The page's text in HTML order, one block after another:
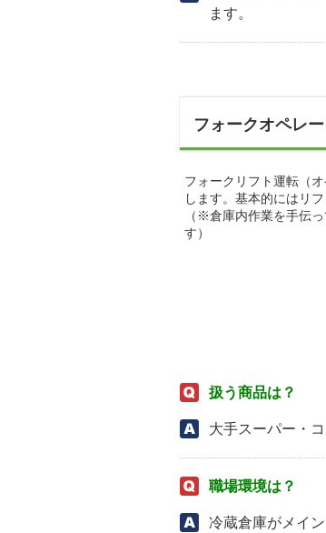
ます。
フォークオペレ
フォークリフト運転（
します。基本的にはリ
（※倉庫内作業を手伝
す）
扱う商品は？
大手スーパー・
職場環境は？
冷蔵倉庫がメイ